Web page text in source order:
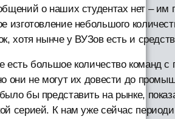
о наших студентах нет – им
изготовление небольшого
хотя нынче у ВУЗов есть и
есть большое количество команд с
они не могут их довести до
бы представить на рынке,
серией. К нам уже сейчас